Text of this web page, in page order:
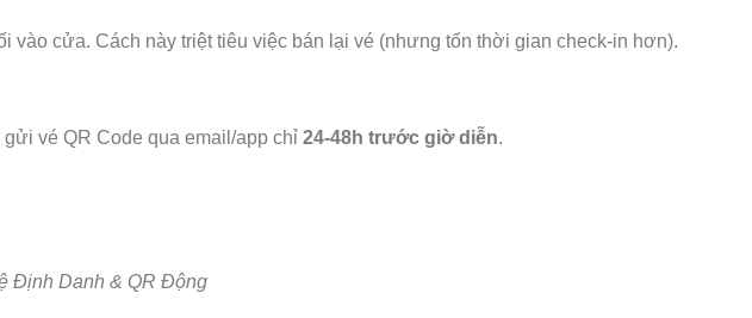
vào cửa. Cách này triệt tiêu việc bán lại vé (nhưng tốn thời gian check-in hơn).
vé QR Code qua email/app chỉ 24-48h trước giờ diễn.
Định Danh & QR Động